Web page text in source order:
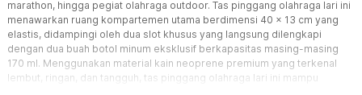
marathon, hingga pegiat olahraga outdoor. Tas pinggang olahraga lari ini
menawarkan ruang kompartemen utama berdimensi 40 x 13 cm yang
elastis, didampingi oleh dua slot khusus yang langsung dilengkapi
dengan dua buah botol minum eksklusif berkapasitas masing-masing
170 ml. Menggunakan material kain neoprene premium yang terkenal
lembut, ringan, dan tangguh, tas pinggang olahraga lari ini mampu